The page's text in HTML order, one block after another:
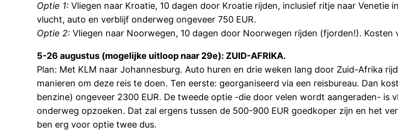
Optie 1: Vliegen naar Kroatie, 10 dagen door Kroatie rijden, inclusief ritje naar Venetie
vlucht, auto en verblijf onderweg ongeveer 750 EUR.
Optie 2: Vliegen naar Noorwegen, 10 dagen door Noorwegen rijden (fjorden!).
5-26 augustus (mogelijke uitloop naar 29e): ZUID-AFRIKA.
Plan: Met KLM naar Johannesburg. Auto huren en drie weken lang door Zuid-Afrika
manieren om deze reis te doen. Ten eerste: georganiseerd via een reisbureau. Dan
benzine) ongeveer 2300 EUR. De tweede optie -die door velen wordt aangeraden- is
onderweg opzoeken. Dat zal ergens tussen de 500-900 EUR goedkoper zijn en het
ben erg voor optie twee dus.